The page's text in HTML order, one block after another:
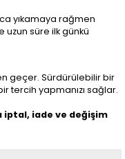
yıkamaya rağmen
uzun süre ilk günkü
geçer. Sürdürülebilir bir
tercih yapmanızı sağlar.
iptal, iade ve değişim